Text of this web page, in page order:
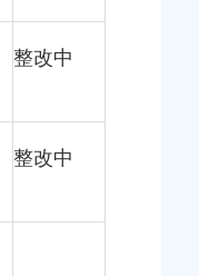
整改中
整改中